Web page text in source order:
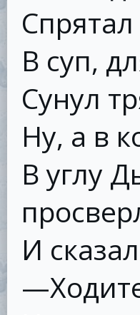
В суп,
Сунул
Ну, а в
В углу
И